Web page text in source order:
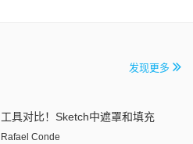
发现更多
工具对比！Sketch中遮罩和填充
Rafael Conde